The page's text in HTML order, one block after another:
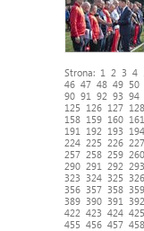
Strona: 1 2 3 4
46 47 48 49 50
90 91 92 93 94
125
126 127 128
158 159 160 161
191
192 193 194
224 225 226 227
257 258 259 260
290 291 292 293
323
324 325 326
356 357 358 359
389 390 391 392
422 423 424 425
455 456 457 458